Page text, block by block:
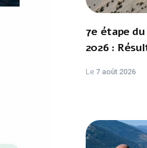
7e étape
2026 :
Le 7 août 2026